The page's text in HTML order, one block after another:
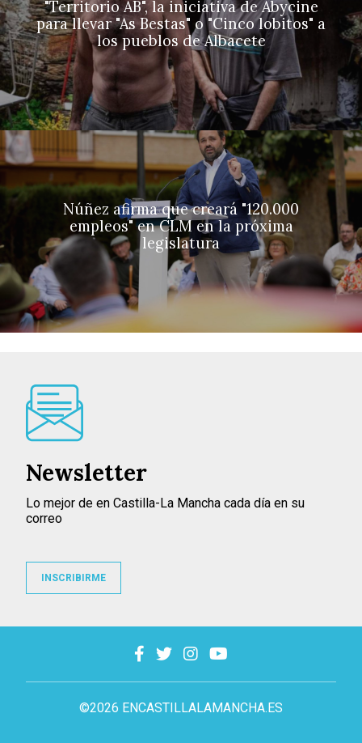
"Territorio AB", la iniciativa de Abycine
para llevar "As Bestas" o "Cinco lobitos" a
los pueblos de Albacete
Núñez afirma que creará "120.000
empleos" en CLM en la próxima
legislatura
©2026 ENCASTILLALAMANCHA.ES
Newsletter
Lo mejor de en Castilla-La Mancha cada día en su
correo
INSCRIBIRME